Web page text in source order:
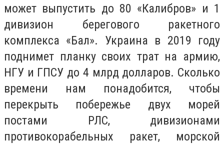
может выпустить до 80 «Калибров» и 1
дивизион берегового ракетного
комплекса «Бал». Украина в 2019 году
поднимет планку своих трат на армию,
НГУ и ГПСУ до 4 млрд долларов. Сколько
времени нам понадобится, чтобы
перекрыть побережье двух морей
постами РЛС, дивизионами
противокорабельных ракет, морской